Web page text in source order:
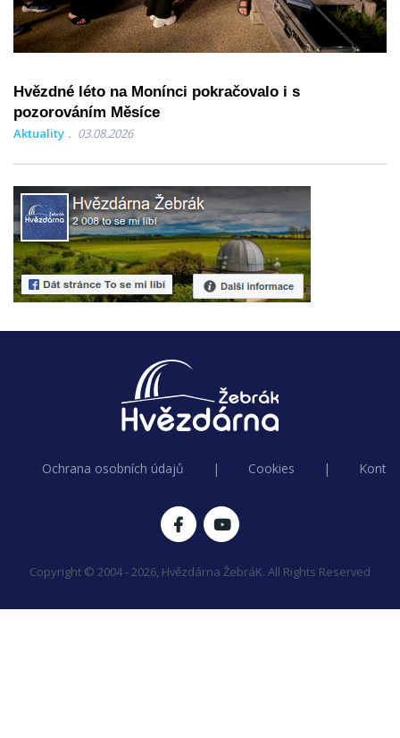
Hvězdné léto na Monínci pokračovalo i s
pozorováním Měsíce
Aktuality 03.08.2026
Ochrana osobních údajů | Cookies |
Copyright © 2004 - 2026, Hvězdárna ŽebráK. All Rights Reserved